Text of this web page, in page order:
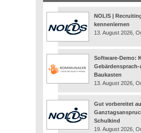
NOLIS |
kennenlernen
13. August 2026,
Software-Demo:
Gebärdensprach-
Baukasten
13. August 2026,
Gut vorbereitet
Schulkind
19. August 2026,